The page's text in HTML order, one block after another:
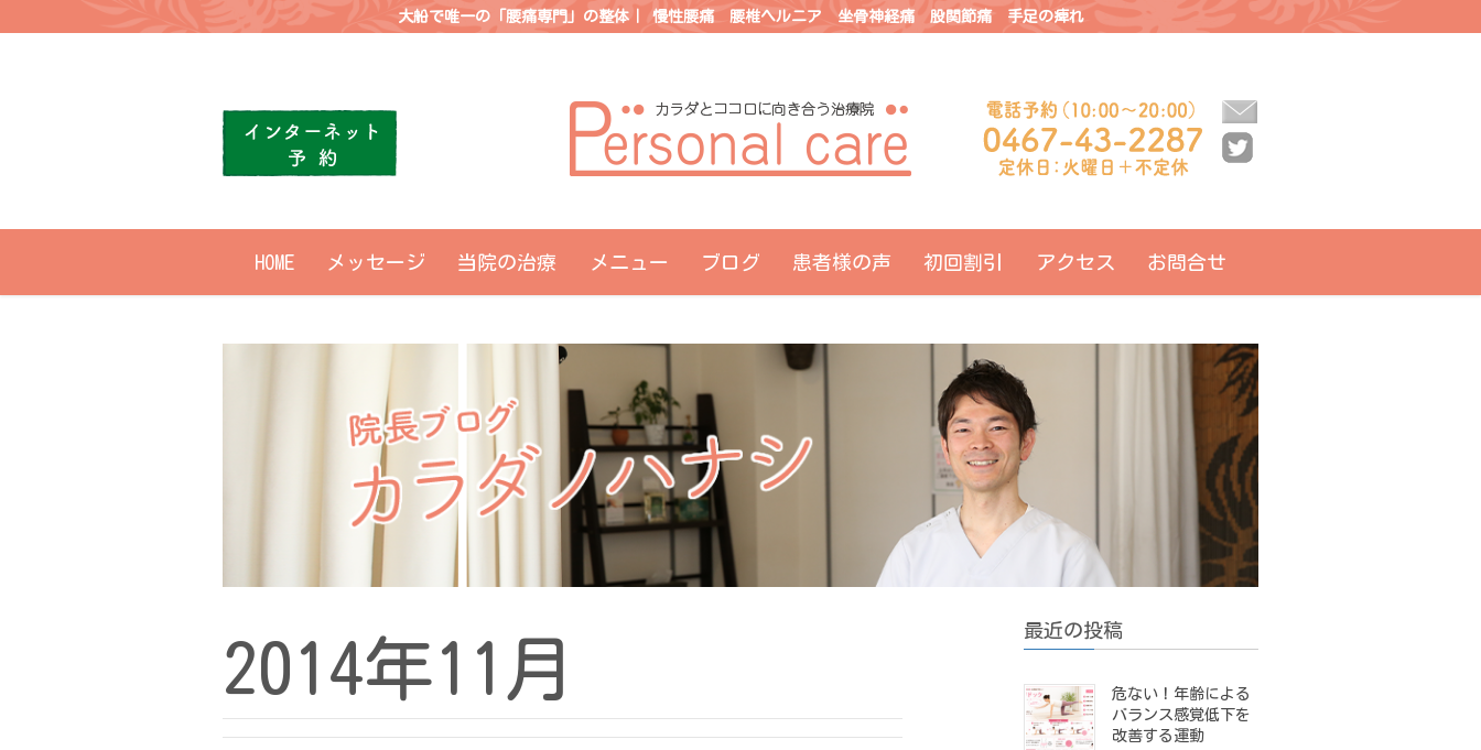
大船で唯一の「腰痛専門」の整体｜ 慢性腰痛 腰椎ヘルニア 坐骨神経痛 股関節痛 手足の痺れ
HOME メッセージ 当院の治療 メニュー ブログ 患者様の声 初回割引 アクセス お問合せ
2014年11月
最近の投稿
危ない！年齢による
バランス感覚低下を
改善する運動